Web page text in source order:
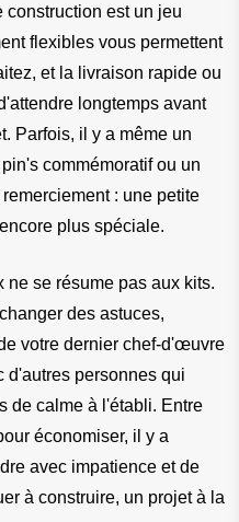
construction est un jeu
flexibles vous permettent
et la livraison rapide ou
longtemps avant
Parfois, il y a même un
commémoratif ou un
: une petite
plus spéciale.
ne se résume pas aux kits.
des astuces,
votre dernier chef-d'œuvre
d'autres personnes qui
de calme à l'établi. Entre
économiser, il y a
avec impatience et de
à construire, un projet à la